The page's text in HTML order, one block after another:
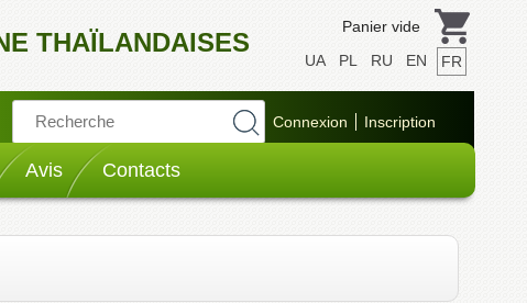
THAÏLANDAISES
Panier vide
UA
PL RU EN FR
Avis Contacts